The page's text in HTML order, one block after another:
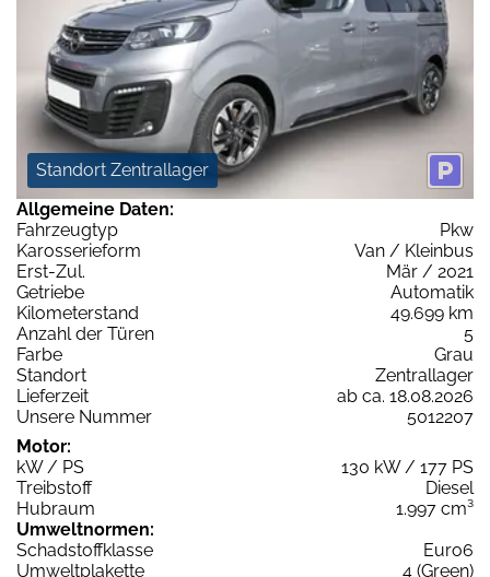
Standort Zentrallager
Allgemeine Daten:
Fahrzeugtyp
Pkw
Karosserieform
Van / Kleinbus
Erst-Zul.
Mär / 2021
Getriebe
Automatik
Kilometerstand
49.699 km
Anzahl der Türen
5
Farbe
Grau
Standort
Zentrallager
Lieferzeit
ab ca. 18.08.2026
Unsere Nummer
5012207
Motor:
kW / PS
130 kW / 177 PS
Treibstoff
Diesel
Hubraum
1.997 cm³
Umweltnormen:
Schadstoffklasse
Euro6
Umweltplakette
4 (Green)